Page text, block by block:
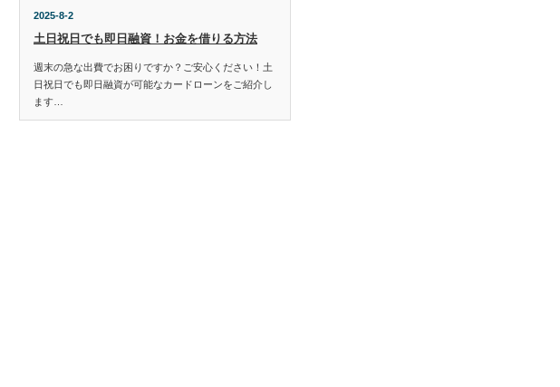
2025-8-2
土日祝日でも即日融資！お金を借りる方法
週末の急な出費でお困りですか？ご安心ください！土
日祝日でも即日融資が可能なカードローンをご紹介し
ます…